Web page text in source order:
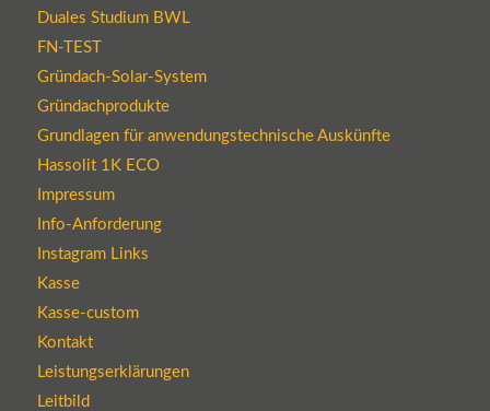
Duales Studium BWL
FN-TEST
Gründach-Solar-System
Gründachprodukte
Grundlagen für anwendungstechnische Auskünfte
Hassolit 1K ECO
Impressum
Info-Anforderung
Instagram Links
Kasse
Kasse-custom
Kontakt
Leistungserklärungen
Leitbild